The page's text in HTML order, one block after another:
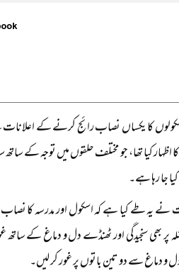
کا یکساں نصاب رائج کرنے کے اعلانات
کیا تھا، جو مختلف حلقوں میں توجہ کے
جا رہا ہے۔
یہ طے کیا ہے کہ اسکول اور مدرسہ کا
پر بھی سنجیدگی اور ٹھنڈے دل و دماغ کے
دماغ سے دو تین باتوں پر غور کر لیں۔